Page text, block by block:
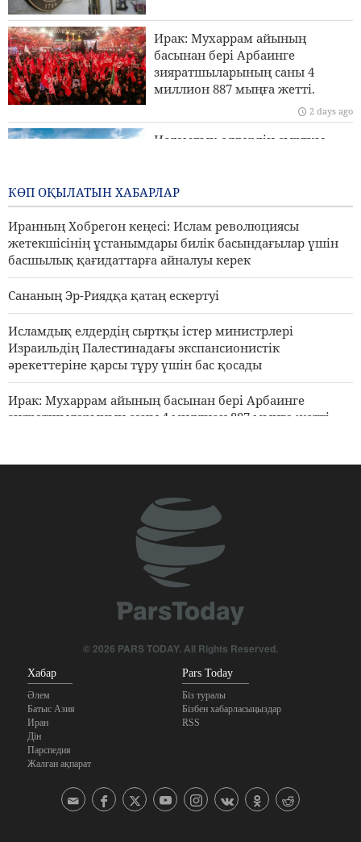
Иран Сыртқы істер министрлігі: Біз Иранды заңды
түрде қорғау үшін барлық құралдарды пайдаланамыз
Генерал-майор Абдоллахи: Американың қорғаныс
қалқаны болсаңдар, күйесіңдер
Ирак: Мухаррам айының
басынан бері Арбаинге
зияратшыларының саны 4
миллион 887 мыңға жетті.
2 days ago
Исламдық елдердің сыртқы
әрекеттеріне қарсы тұру үшін
бас қосады
КӨП ОҚЫЛАТЫН ХАБАРЛАР
Иранның Хобрегон кеңесі: Ислам революциясы
жетекшісінің ұстанымдары билік басындағылар үшін
басшылық қағидаттарға айналуы керек
Сананың Эр-Риядқа қатаң ескертуі
Исламдық елдердің сыртқы істер министрлері
Израильдің Палестинадағы экспансионистік
әрекеттеріне қарсы тұру үшін бас қосады
Ирак: Мухаррам айының басынан бері Арбаинге
зияратшыларының саны 4 миллион 887 мыңға жетті.
көшбасшыларының әрбір шешімін қолдаймыз
АҚШ Иранға қатысты кейбір санкцияларды алып
© 2026 PARS TODAY. All Rights Reserved.
Хабар
Әлем
Батыс Азия
Иран
Дін
Парспедия
Жалған ақпарат
Pars Today
Біз туралы
Бізбен хабарласыңыздар
RSS